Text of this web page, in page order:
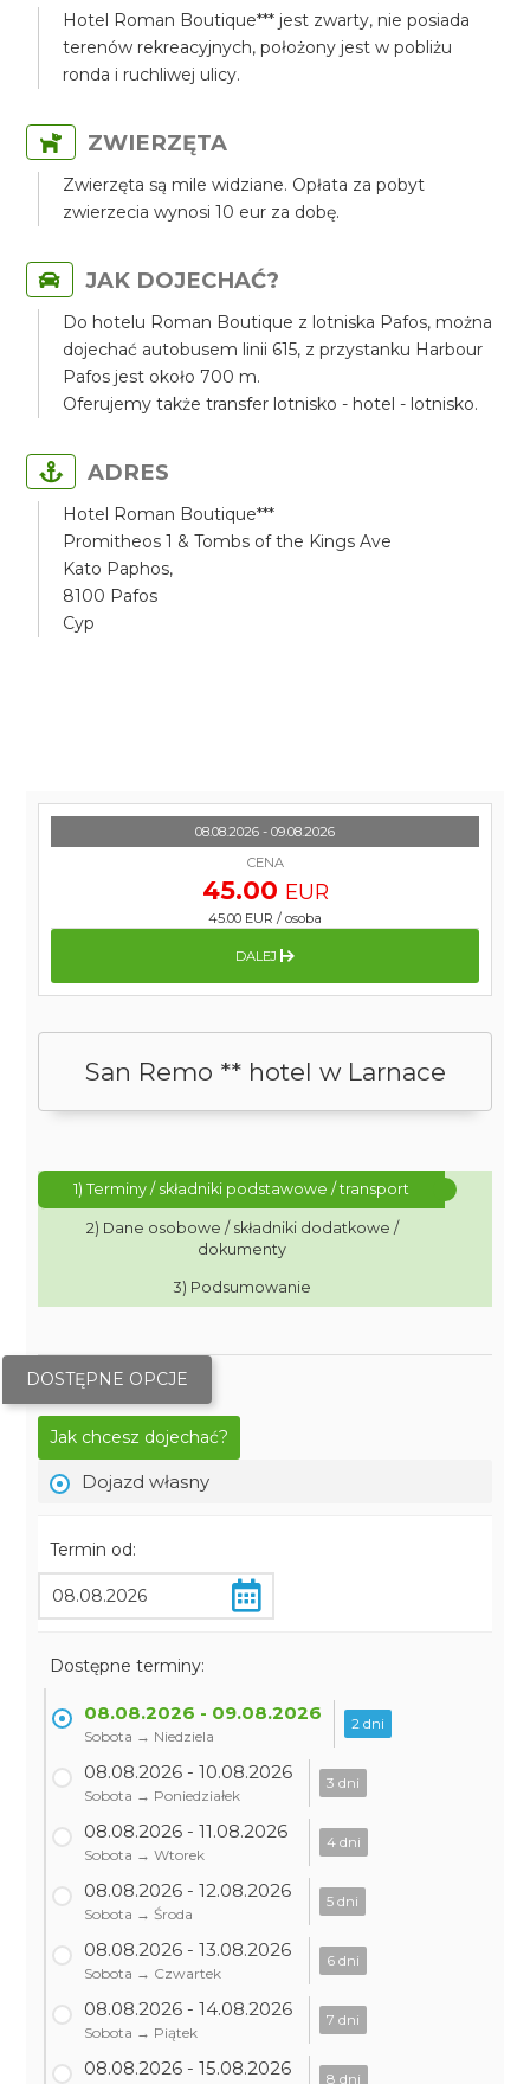
Hotel Roman Boutique*** jest zwarty, nie posiada
terenów rekreacyjnych, położony jest w pobliżu
ronda i ruchliwej ulicy.
ZWIERZĘTA
Zwierzęta są mile widziane. Opłata za pobyt
zwierzecia wynosi 10 eur za dobę.
JAK DOJECHAĆ?
Do hotelu Roman Boutique z lotniska Pafos, można
dojechać autobusem linii 615, z przystanku Harbour
Pafos jest około 700 m.
Oferujemy także transfer lotnisko - hotel - lotnisko.
ADRES
Hotel Roman Boutique***
Promitheos 1 & Tombs of the Kings Ave
Kato Paphos,
8100 Pafos
Cyp
San Remo ** hotel w Larnace
1) Terminy / składniki podstawowe / transport
2) Dane osobowe / składniki dodatkowe /
dokumenty
3) Podsumowanie
DOSTĘPNE OPCJE
Jak chcesz dojechać?
Dojazd własny
Termin od:
Dostępne terminy:
08.08.2026 - 09.08.2026
Sobota → Niedziela
2 dni
08.08.2026 - 10.08.2026
Sobota → Poniedziałek
3 dni
08.08.2026 - 11.08.2026
Sobota → Wtorek
4 dni
08.08.2026 - 12.08.2026
Sobota → Środa
5 dni
08.08.2026 - 13.08.2026
Sobota → Czwartek
6 dni
08.08.2026 - 14.08.2026
Sobota → Piątek
7 dni
08.08.2026 - 15.08.2026 8 dni
08.08.2026 - 09.08.2026
CENA
45.00 EUR
45.00 EUR / osoba
DALEJ